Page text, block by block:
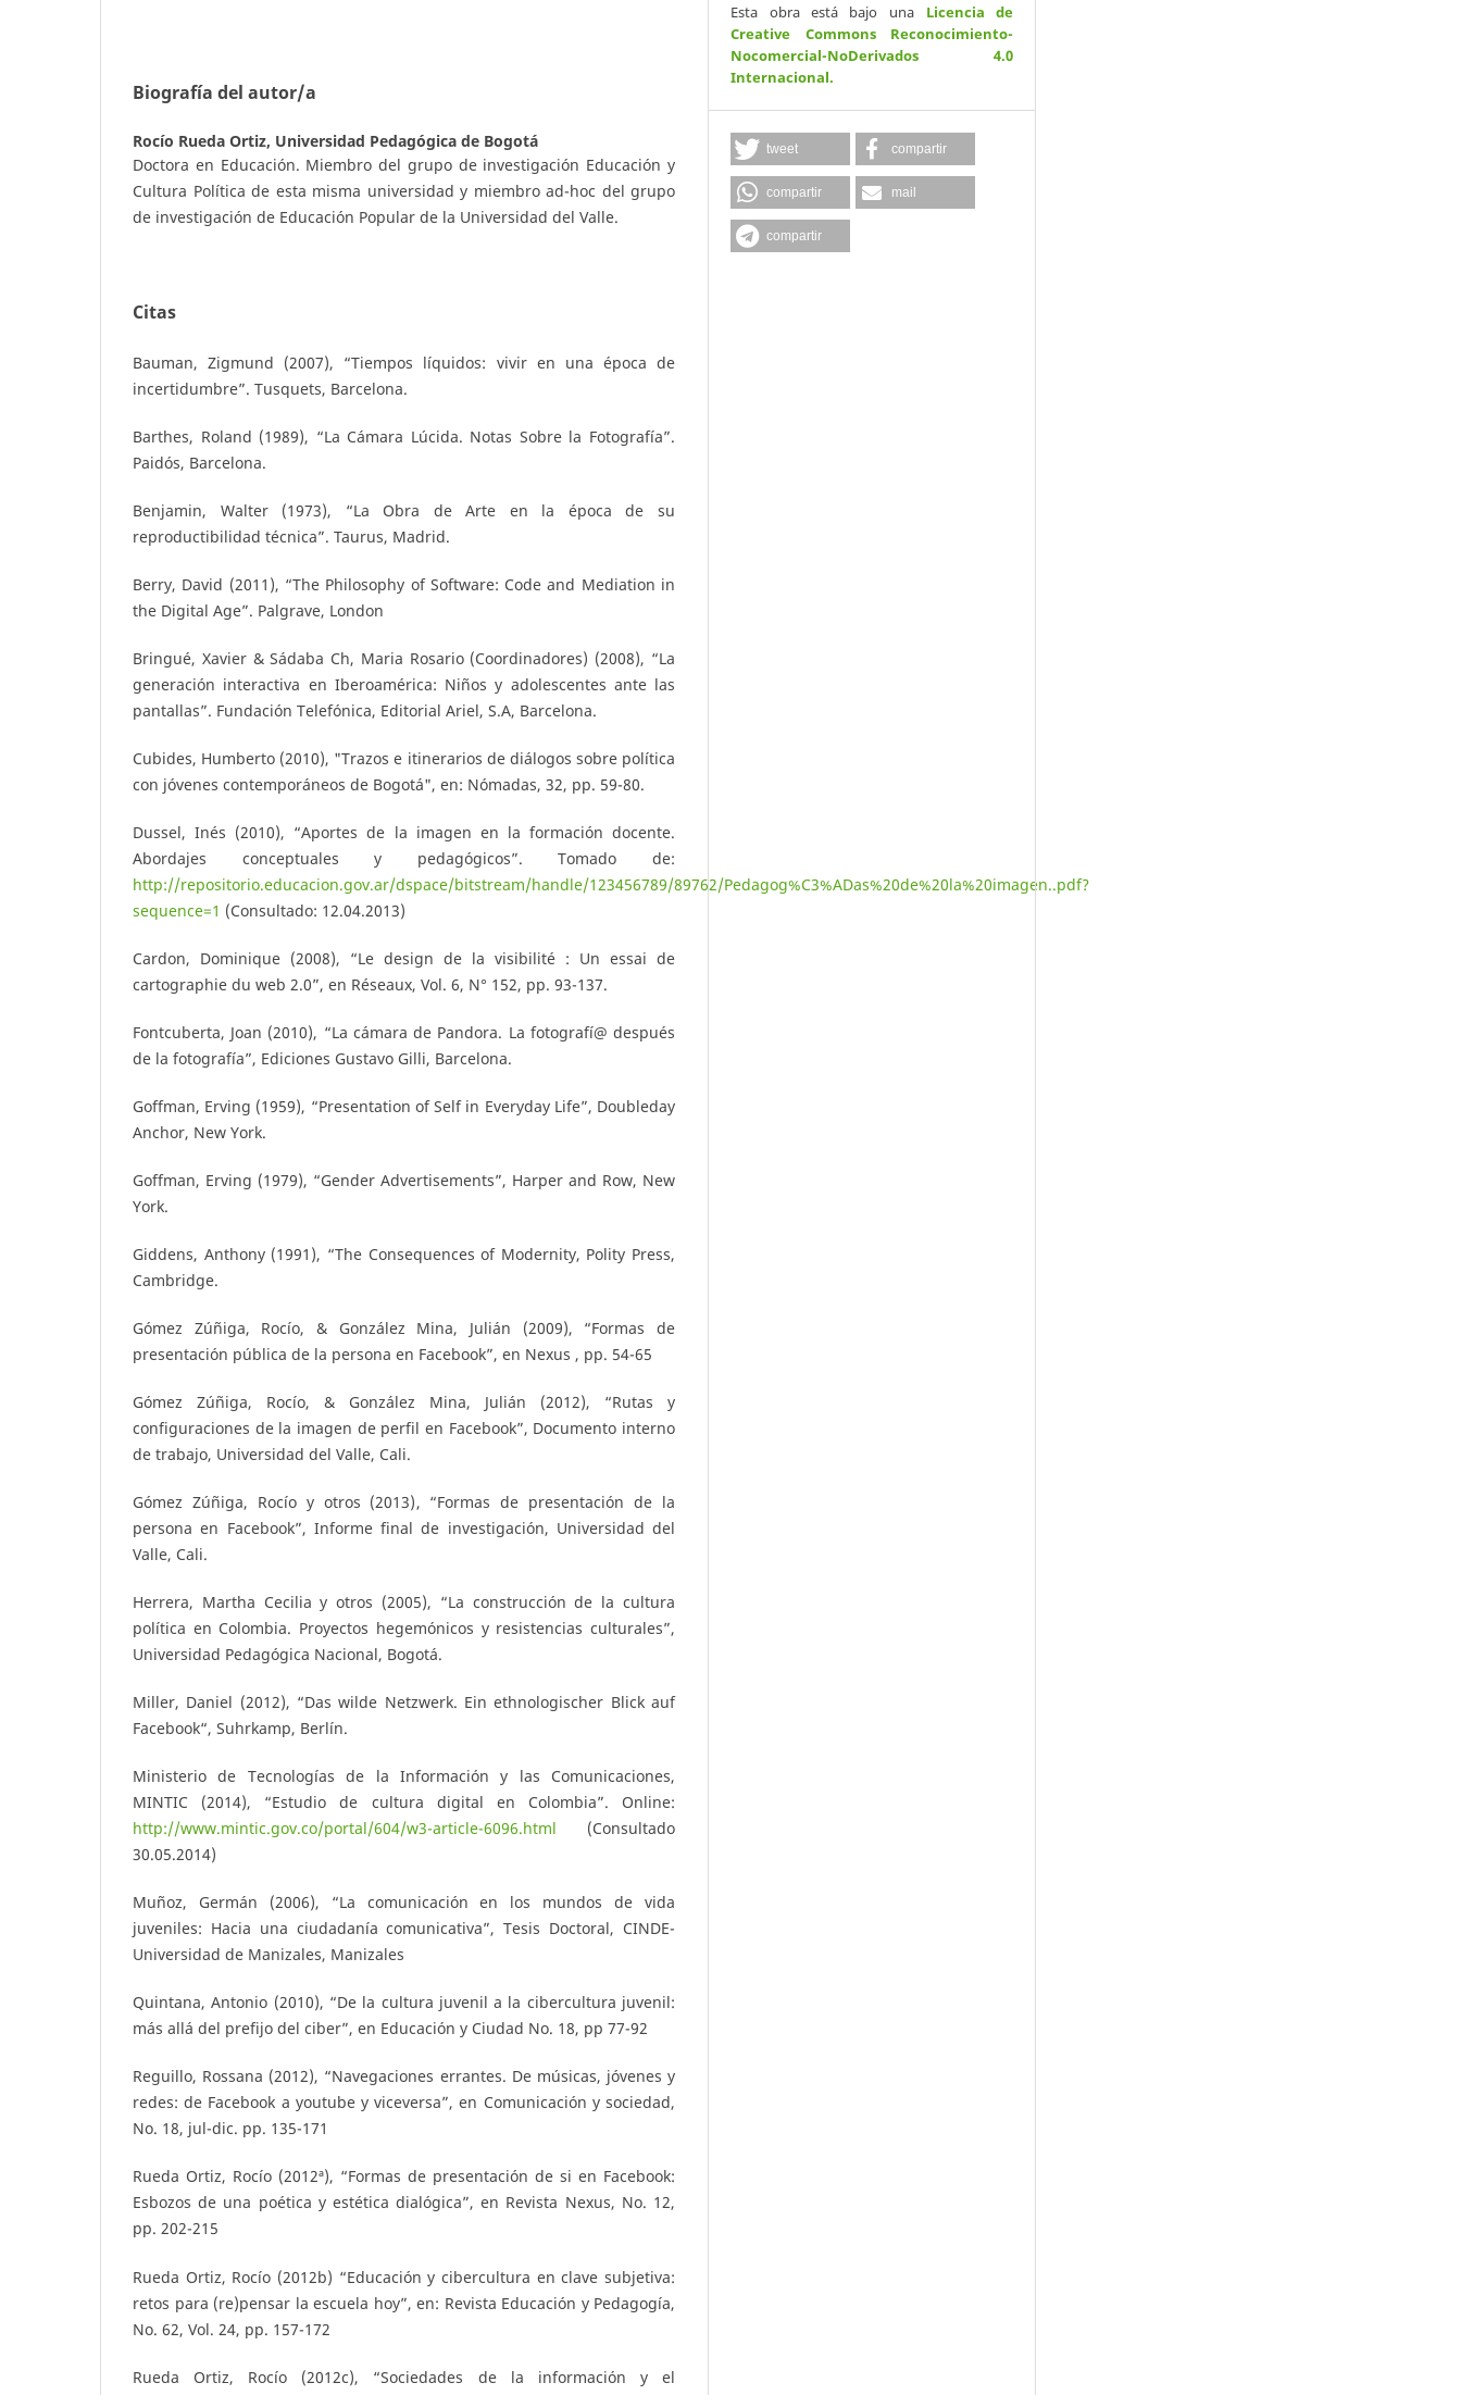
Biografía del autor/a
Rocío Rueda Ortiz, Universidad Pedagógica de Bogotá
Doctora en Educación. Miembro del grupo de investigación Educación y
Cultura Política de esta misma universidad y miembro ad-hoc del grupo
de investigación de Educación Popular de la Universidad del Valle.
Citas
Bauman, Zigmund (2007), “Tiempos líquidos: vivir en una época de
incertidumbre”. Tusquets, Barcelona.
Barthes, Roland (1989), “La Cámara Lúcida. Notas Sobre la Fotografía”.
Paidós, Barcelona.
Benjamin, Walter (1973), “La Obra de Arte en la época de su
reproductibilidad técnica”. Taurus, Madrid.
Berry, David (2011), “The Philosophy of Software: Code and Mediation in
the Digital Age”. Palgrave, London
Bringué, Xavier & Sádaba Ch, Maria Rosario (Coordinadores) (2008), “La
generación interactiva en Iberoamérica: Niños y adolescentes ante las
pantallas”. Fundación Telefónica, Editorial Ariel, S.A, Barcelona.
Cubides, Humberto (2010), "Trazos e itinerarios de diálogos sobre política
con jóvenes contemporáneos de Bogotá", en: Nómadas, 32, pp. 59-80.
Dussel, Inés (2010), “Aportes de la imagen en la formación docente.
Abordajes conceptuales y pedagógicos”. Tomado de:
http://repositorio.educacion.gov.ar/dspace/bitstream/handle/123456789/89762/Pedagog%C3%ADas%20de%20la%20imagen..pdf?
sequence=1 (Consultado: 12.04.2013)
Cardon, Dominique (2008), “Le design de la visibilité : Un essai de
cartographie du web 2.0”, en Réseaux, Vol. 6, N° 152, pp. 93-137.
Fontcuberta, Joan (2010), “La cámara de Pandora. La fotografí@ después
de la fotografía”, Ediciones Gustavo Gilli, Barcelona.
Goffman, Erving (1959), “Presentation of Self in Everyday Life”, Doubleday
Anchor, New York.
Goffman, Erving (1979), “Gender Advertisements”, Harper and Row, New
York.
Giddens, Anthony (1991), “The Consequences of Modernity, Polity Press,
Cambridge.
Gómez Zúñiga, Rocío, & González Mina, Julián (2009), “Formas de
presentación pública de la persona en Facebook”, en Nexus , pp. 54-65
Gómez Zúñiga, Rocío, & González Mina, Julián (2012), “Rutas y
configuraciones de la imagen de perfil en Facebook”, Documento interno
de trabajo, Universidad del Valle, Cali.
Gómez Zúñiga, Rocío y otros (2013), “Formas de presentación de la
persona en Facebook”, Informe final de investigación, Universidad del
Valle, Cali.
Herrera, Martha Cecilia y otros (2005), “La construcción de la cultura
política en Colombia. Proyectos hegemónicos y resistencias culturales”,
Universidad Pedagógica Nacional, Bogotá.
Miller, Daniel (2012), “Das wilde Netzwerk. Ein ethnologischer Blick auf
Facebook“, Suhrkamp, Berlín.
Ministerio de Tecnologías de la Información y las Comunicaciones,
MINTIC (2014), “Estudio de cultura digital en Colombia”. Online:
http://www.mintic.gov.co/portal/604/w3-article-6096.html (Consultado
30.05.2014)
Muñoz, Germán (2006), “La comunicación en los mundos de vida
juveniles: Hacia una ciudadanía comunicativa”, Tesis Doctoral, CINDE-
Universidad de Manizales, Manizales
Quintana, Antonio (2010), “De la cultura juvenil a la cibercultura juvenil:
más allá del prefijo del ciber”, en Educación y Ciudad No. 18, pp 77-92
Reguillo, Rossana (2012), “Navegaciones errantes. De músicas, jóvenes y
redes: de Facebook a youtube y viceversa”, en Comunicación y sociedad,
No. 18, jul-dic. pp. 135-171
Rueda Ortiz, Rocío (2012ª), “Formas de presentación de si en Facebook:
Esbozos de una poética y estética dialógica”, en Revista Nexus, No. 12,
pp. 202-215
Rueda Ortiz, Rocío (2012b) “Educación y cibercultura en clave subjetiva:
retos para (re)pensar la escuela hoy”, en: Revista Educación y Pedagogía,
No. 62, Vol. 24, pp. 157-172
Rueda Ortiz, Rocío (2012c), “Sociedades de la información y el
Esta obra está bajo una Licencia de
Creative Commons Reconocimiento-
Nocomercial-NoDerivados 4.0
Internacional.
tweet compartir
compartir mail
compartir